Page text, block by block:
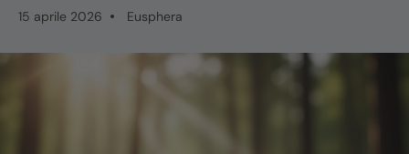
15 aprile 2026 Eusphera